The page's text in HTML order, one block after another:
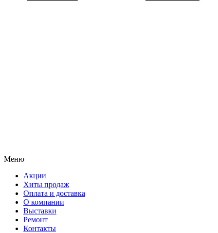
Меню
Акции
Хиты продаж
Оплата и доставка
О компании
Выставки
Ремонт
Контакты